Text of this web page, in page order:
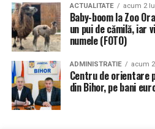
ACTUALITATE acum 2
Baby-boom la Zoo
un pui de cămilă,
numele (FOTO)
ADMINISTRATIE acum
Centru de orientare
din Bihor, pe bani